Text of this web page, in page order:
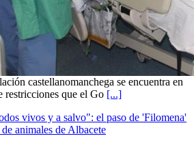
castellanomanchega se encuentra en
restricciones que el Go [...]
vivos y a salvo": el paso de 'Filomena'
animales de Albacete